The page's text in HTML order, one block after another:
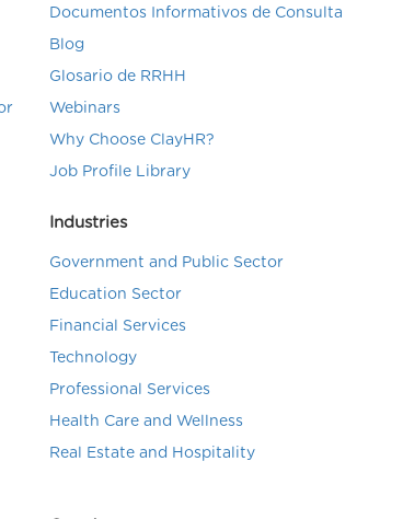
Documentos Informativos de Consulta
Blog
Glosario de RRHH
Webinars
Why Choose ClayHR?
Job Profile Library
Industries
Government and Public Sector
Education Sector
Financial Services
Technology
Professional Services
Health Care and Wellness
Real Estate and Hospitality